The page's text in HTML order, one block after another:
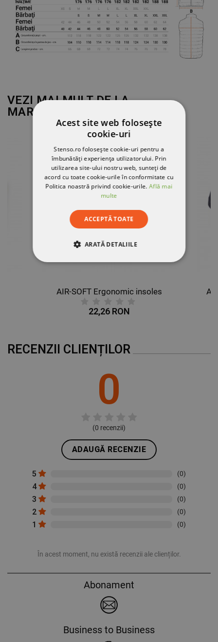
VEZI MAI MULT DE LA
MARCA
AIR-SOFT Ergonomic insoles
22,26 RON
RECENZII CLIENȚILOR
0
(0 recenzii)
ADAUGĂ RECENZIE
5 (0)
4 (0)
3 (0)
2 (0)
1 (0)
În acest moment, nu există recenzii ale clienților.
Abonament
Business to Business
Acest site web folosește
cookie-uri
Stenso.ro folosește cookie-uri pentru a
îmbunătăți experiența utilizatorului. Prin
utilizarea site-ului nostru web, sunteți de
acord cu toate cookie-urile în conformitate cu
Politica noastră privind cookie-urile.Află mai
multe
ACCEPTĂ TOATE
ARATĂ DETALIILE
DE PERFORMANȚĂ
DE TARGETARE
NECLASIFICATE